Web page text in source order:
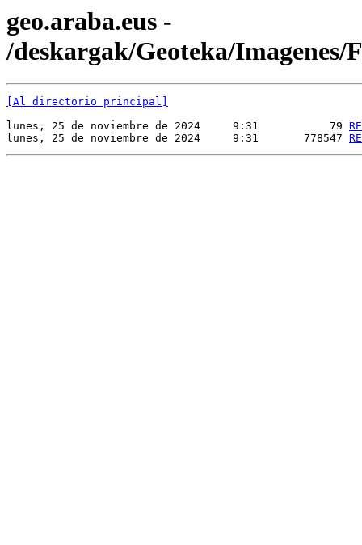
geo.araba.eus -
/deskargak/Geoteka/
[Al directorio principal]
lunes, 25 de noviembre de 2024     9:31           79
lunes, 25 de noviembre de 2024     9:31       778547